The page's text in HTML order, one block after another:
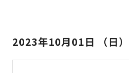
2023年10月01日 （日